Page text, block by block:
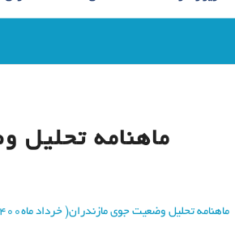
ماهنامه تحلیل
ماهنامه تحلیل وضعیت جوی مازندران( خرداد ماه1400)- جهت دانلود کلیک نمایید